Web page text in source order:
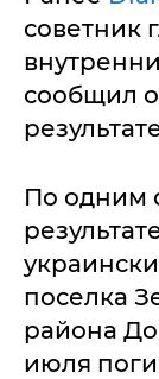
советник
сообщил
По одним
поселка
района
июля